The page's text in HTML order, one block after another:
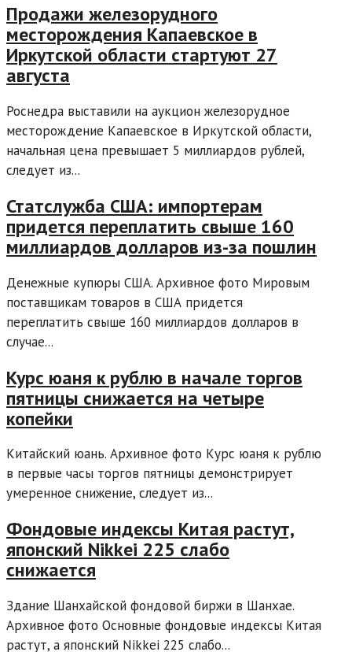
Продажи железорудного
месторождения Капаевское в
Иркутской области стартуют 27
августа
Роснедра выставили на аукцион железорудное
месторождение Капаевское в Иркутской области,
начальная цена превышает 5 миллиардов рублей,
следует из...
Статслужба США: импортерам
придется переплатить свыше 160
миллиардов долларов из-за пошлин
Денежные купюры США. Архивное фото Мировым
поставщикам товаров в США придется
переплатить свыше 160 миллиардов долларов в
случае...
Курс юаня к рублю в начале торгов
пятницы снижается на четыре
копейки
Китайский юань. Архивное фото Курс юаня к рублю
в первые часы торгов пятницы демонстрирует
умеренное снижение, следует из...
Фондовые индексы Китая растут,
японский Nikkei 225 слабо
снижается
Здание Шанхайской фондовой биржи в Шанхае.
Архивное фото Основные фондовые индексы Китая
растут, а японский Nikkei 225 слабо...